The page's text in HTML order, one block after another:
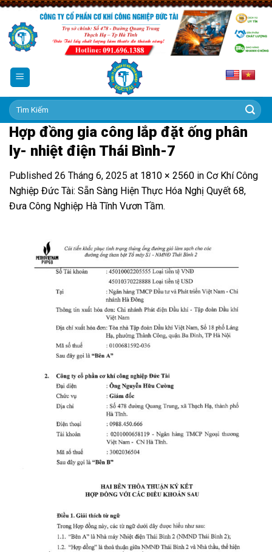
Skip
content
Tìm
kiếm:
Hợp đồng gia công lắp đặt ống phân
ly- nhiệt điện Thái Bình-7
Published 26 Tháng 6, 2025 at 1810 × 2560 in Cơ Khí Công
Nghiệp Đức Tài: Sẵn Sàng Hiện Thực Hóa Nghị Quyết 68,
Đưa Công Nghiệp Hà Tĩnh Vươn Tầm.